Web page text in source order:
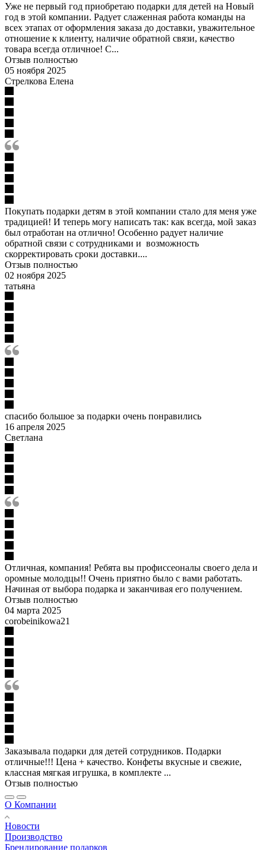
Уже не первый год приобретаю подарки для детей на Новый
год в этой компании. Радует слаженная работа команды на
всех этапах от оформления заказа до доставки, уважительное
отношение к клиенту, наличие обратной связи, качество
товара всегда отличное! С...
Отзыв полностью
05 ноября 2025
Стрелкова Елена
Покупать подарки детям в этой компании стало для меня уже
традицией! И теперь могу написать так: как всегда, мой заказ
был отработан на отлично! Особенно радует наличие
обратной связи с сотрудниками и возможность
скорректировать сроки доставки....
Отзыв полностью
02 ноября 2025
татьяна
спасибо большое за подарки очень понравились
16 апреля 2025
Светлана
Отличная, компания! Ребята вы профиссеоналы своего дела и
оромные молодцы!! Очень приятно было с вами работать.
Начиная от выбора подарка и заканчивая его получением.
Отзыв полностью
04 марта 2025
corobeinikowa21
Заказывала подарки для детей сотрудников. Подарки
отличные!!! Цена + качество. Конфеты вкусные и свежие,
классная мягкая игрушка, в комплекте ...
Отзыв полностью
О Компании
Новости
Производство
Брендирование подарков